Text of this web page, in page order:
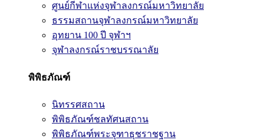
ศูนย์กีฬาแห่งจุฬาลงกรณ์มหาวิทยาลัย
ธรรมสถานจุฬาลงกรณ์มหาวิทยาลัย
อุทยาน 100 ปี จุฬาฯ
จุฬาลงกรณ์ราชบรรณาลัย
พิพิธภัณฑ์
นิทรรศสถาน
พิพิธภัณฑ์ชลทัศนสถาน
พิพิธภัณฑ์พระจุฑาธุชราชฐาน